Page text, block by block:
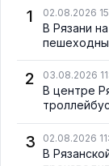
1
02.08.2026
В Рязани
2 03.08.2026
В центре
3 02.08.2026
В